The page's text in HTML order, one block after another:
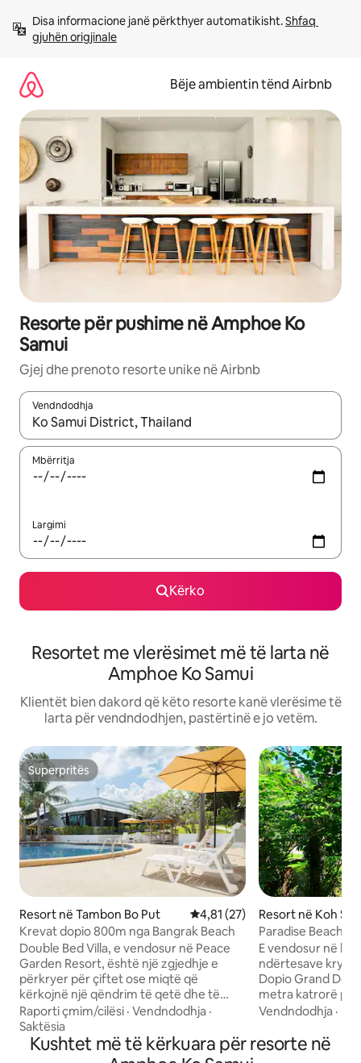
përmbajtja
Disa informacione janë përkthyer automatikisht. Shfaq
gjuhën origjinale
Bëje ambientin tënd Airbnb
Resorte për pushime në Amphoe Ko
Samui
Gjej dhe prenoto resorte unike në Airbnb
Vendndodhja
Kur rezultatet të jenë të disponueshme, lëviz me butonat e
Mbërritja
Largimi
Kërko
Resortet me vlerësimet më të larta në
Amphoe Ko Samui
Klientët bien dakord që këto resorte kanë vlerësime të
larta për vendndodhjen, pastërtinë e jo vetëm.
Superpritës
Superpritës
Resort në Tambon Bo Put Vlerësimi mesatar 4,81 nga 5,
4,81 (27)
Krevat dopio 800m nga Bangrak Beach
Double Bed Villa, e vendosur në Peace
Garden Resort, është një zgjedhje e
përkryer për çiftet ose miqtë që
kërkojnë një qëndrim të qetë dhe të
rehatshëm. Vizitorët gëzojnë të gjitha
shërbimet e resortit, duke përfshirë një
kopsht me pishinë, bar dhe restorant,
WiFi falas dhe staf të gatshëm për të
Raporti çmim/cilësi · Vendndodhja ·
Saktësia
Resort në Koh
Paradise Beach
Grand Deluxe
E vendosur në
ndërtesave
Dopio Grand
metra katrorë
me krevat ditor
mbushur me
Deluxe është e
Vendndodhja ·
Kushtet më të kërkuara për resorte në